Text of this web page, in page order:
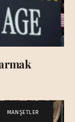
MANŞETLER